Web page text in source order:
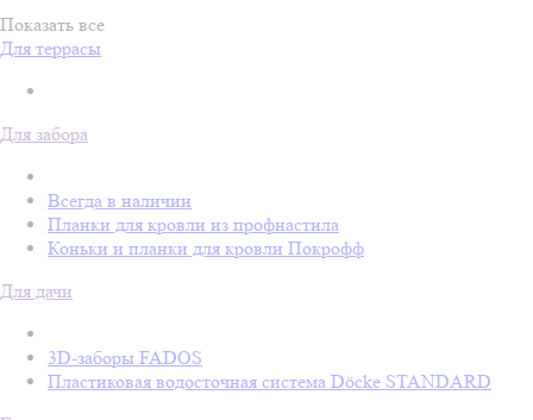
Показать все
Для террасы
Для забора
Всегда в наличии
Планки для кровли из профнастила
Коньки и планки для кровли Покрофф
Для дачи
3D-заборы FADOS
Пластиковая водосточная система Döcke STANDARD